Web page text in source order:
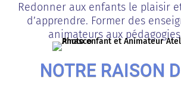
Redonner aux enfants le plaisir
d’apprendre. Former des
animateurs aux
NOTRE RAISON